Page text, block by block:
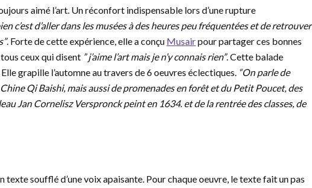
aimé l’art. Un réconfort indispensable lors d’une rupture
c’est d’aller dans les musées à des heures peu fréquentées et de retrouver
. Forte de cette expérience, elle a conçu Musairpour partager ces bonnes
ceux qui disent ” j’aime l’art mais je n’y connais rien”. Cette balade
grapille l’automne au travers de 6 oeuvres éclectiques. “On parle de
Qi Baishi, mais aussi de promenades en forêt et du Petit Poucet, des
Jan Cornelisz Verspronck peint en 1634. et de la rentrée des classes, de
texte soufflé d’une voix apaisante. Pour chaque oeuvre, le texte fait un pas